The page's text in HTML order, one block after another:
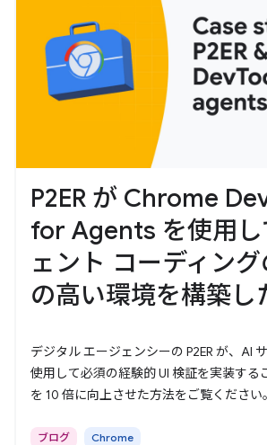
P2ER が Chrome
for Agents を使用し
ェント コーディン
の高い環境を構築し
デジタル エージェンシーの P2ER が、AI
使用して必須の経験的 UI 検証を実装する
を 10 倍に向上させた方法をご覧ください。
ブログ Chrome